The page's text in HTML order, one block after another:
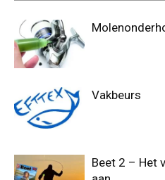
Vakbeurs
Beet 2 – Het